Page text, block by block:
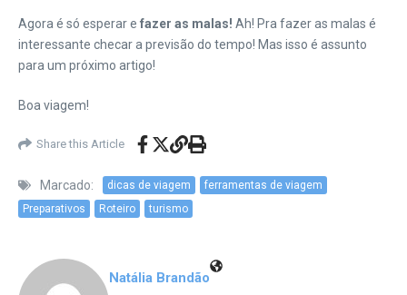
Agora é só esperar e fazer as malas! Ah! Pra fazer as malas é
interessante checar a previsão do tempo! Mas isso é assunto
para um próximo artigo!
Boa viagem!
Share this Article
Marcado: dicas de viagem
ferramentas de viagem
Preparativos
Roteiro turismo
Natália Brandão